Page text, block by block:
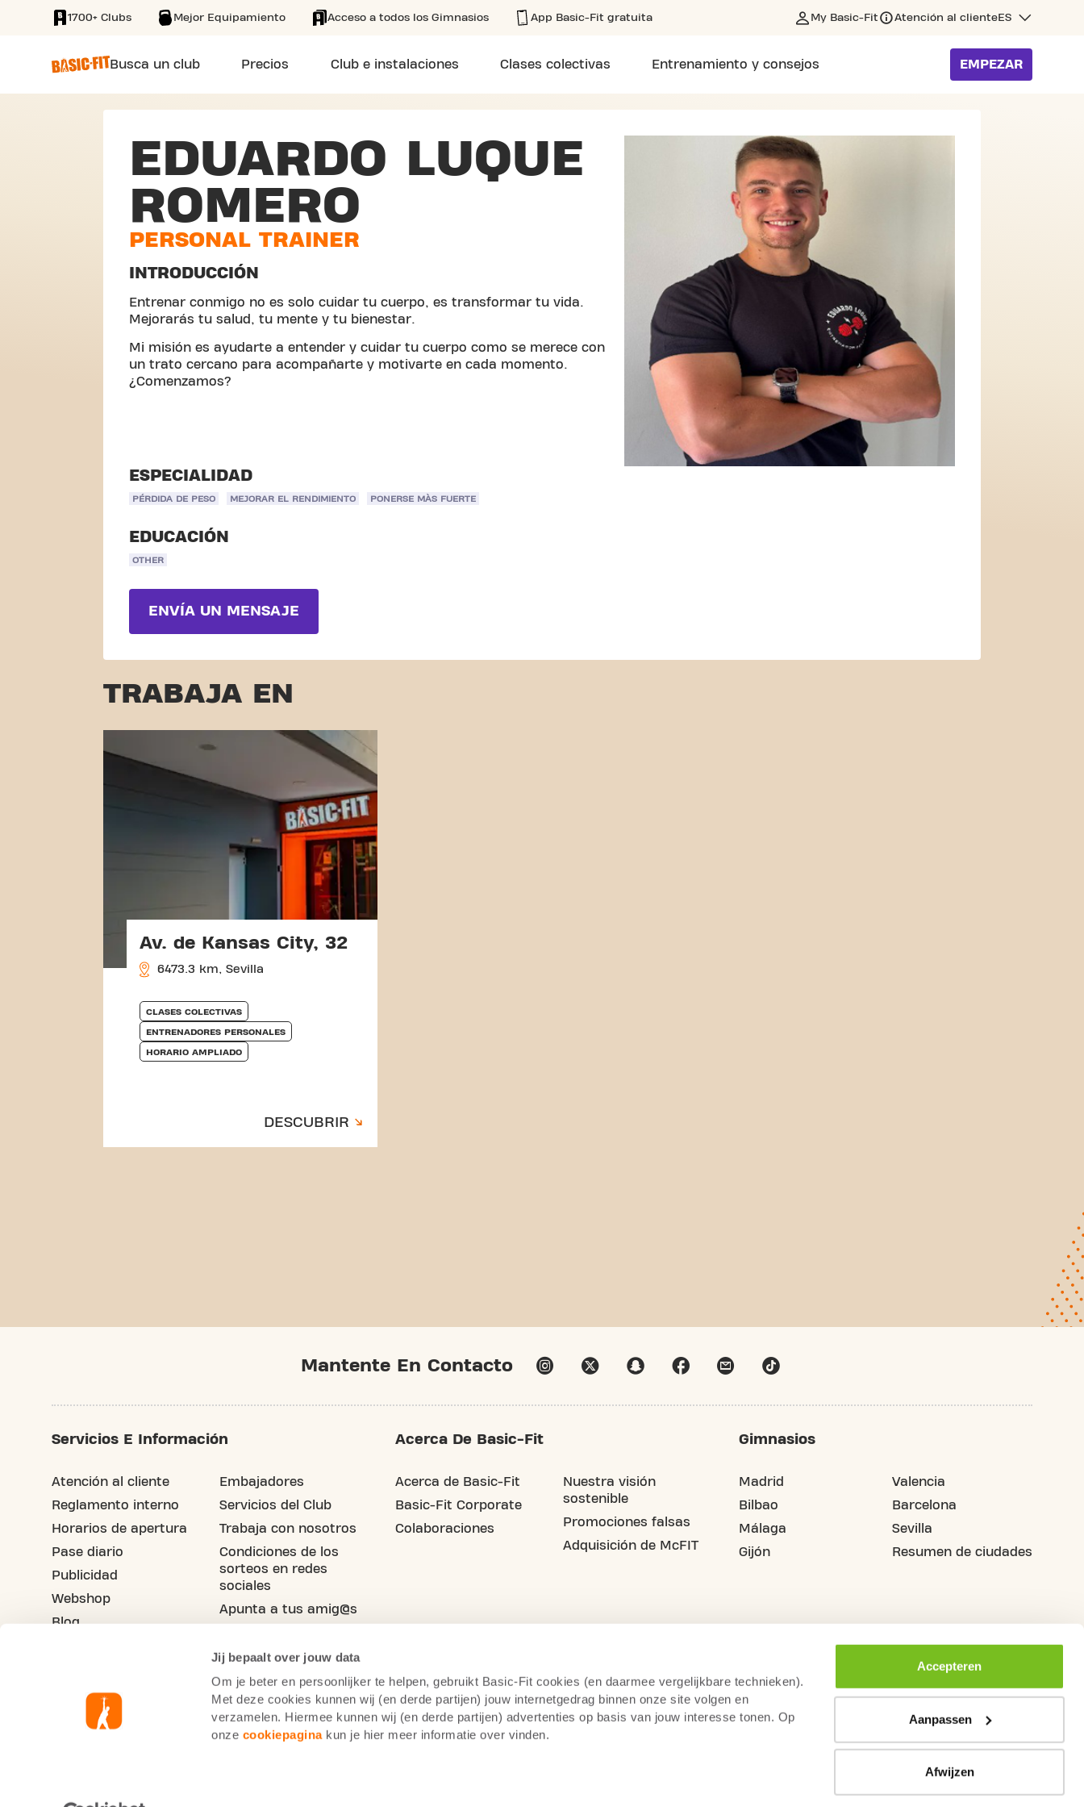
Jij bepaalt over jouw data
Om je beter en persoonlijker te helpen, gebruikt Basic-Fit cookies (en daarmee vergelijkbare technieken).
Met deze cookies kunnen wij (en derde partijen) jouw internetgedrag binnen onze site volgen en
verzamelen. Hiermee kunnen wij (en derde partijen) advertenties op basis van jouw interesse tonen. Op
onze cookiepaginakun je hier meer informatie over vinden.
Accepteren
Aanpassen
Afwijzen
SKIP TO MAIN CONTENT
1700+ Clubs Mejor Equipamiento Acceso a todos los Gimnasios App Basic-Fit gratuita My Basic-Fit Atención al clienteES
Busca un club Precios Club e instalaciones Clases colectivas Entrenamiento y consejos EMPEZAR
EDUARDO LUQUE
ROMERO
PERSONAL TRAINER
INTRODUCCIÓN
Entrenar conmigo no es solo cuidar tu cuerpo, es transformar tu vida.
Mejorarás tu salud, tu mente y tu bienestar.
Mi misión es ayudarte a entender y cuidar tu cuerpo como se merece con
un trato cercano para acompañarte y motivarte en cada momento.
¿Comenzamos?
ESPECIALIDAD
PÉRDIDA DE PESO MEJORAR EL RENDIMIENTO PONERSE MÀS FUERTE
EDUCACIÓN
OTHER
ENVÍA UN MENSAJE
TRABAJA EN
Av. de Kansas City, 32
6473.3 km, Sevilla
CLASES COLECTIVAS
ENTRENADORES PERSONALES
HORARIO AMPLIADO
DESCUBRIR
Mantente En Contacto
Servicios E Información
Atención al cliente
Reglamento interno
Horarios de apertura
Pase diario
Publicidad
Webshop
Blog
Embajadores
Servicios del Club
Trabaja con nosotros
Condiciones de los
sorteos en redes
sociales
Apunta a tus amig@s
Acerca De Basic-Fit
Acerca de Basic-Fit
Basic-Fit Corporate
Colaboraciones
Nuestra visión
sostenible
Promociones falsas
Adquisición de McFIT
Gimnasios
Madrid
Bilbao
Málaga
Gijón
Valencia
Barcelona
Sevilla
Resumen de ciudades